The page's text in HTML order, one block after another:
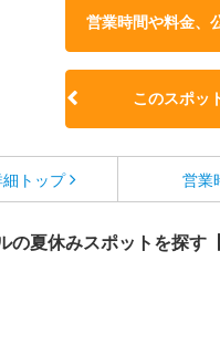
営業時間や料金、
このスポッ
トップ 営業
の夏休みスポットを探す